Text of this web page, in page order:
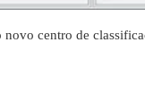
centro de